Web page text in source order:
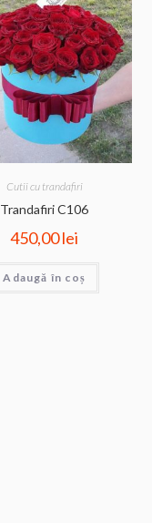
Cutii cu trandafiri
Trandafiri C106
450,00lei
Adaugă în coș